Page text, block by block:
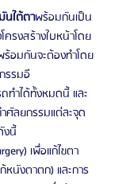
นใต้ตาพร้อมกันเป็น
รงสร้างใบหน้าโดย
อมกันจะต้องทำโดย
รรมอี
ทำได้ทั้งหมดนี้ และ
ศัลยกรรมแต่ละจุด
งนี้
เพื่อแก้ไขตา
หนังตาตก) และการ